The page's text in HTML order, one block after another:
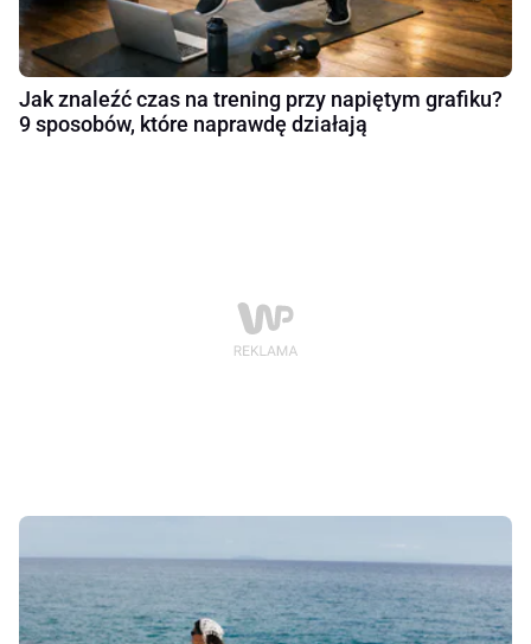
Jak znaleźć czas na trening przy napiętym grafiku?
9 sposobów, które naprawdę działają